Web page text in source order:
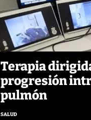
Terapia
progresión
pulmón
SALUD